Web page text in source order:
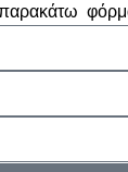
παρακάτω